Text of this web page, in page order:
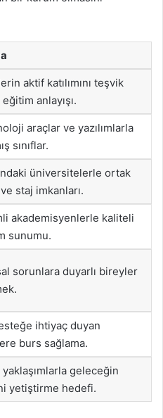
aktif katılımını teşvik
anlayışı.
araçlar ve yazılımlarla
sınıflar.
üniversitelerle ortak
staj imkanları.
akademisyenlerle kaliteli
sunumu.
sorunlara duyarlı bireyler
ihtiyaç duyan
burs sağlama.
geleceğin
yetiştirme hedefi.